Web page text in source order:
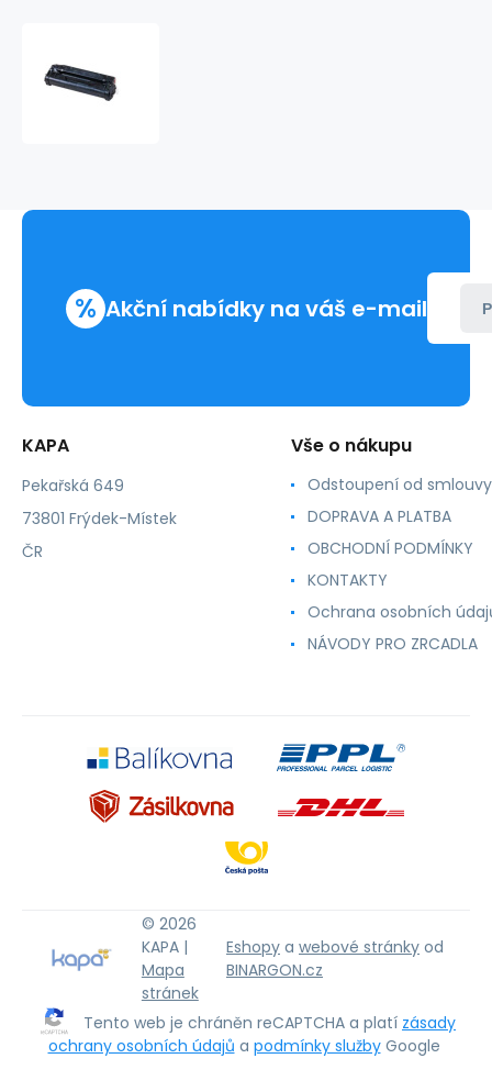
% Akční nabídky na váš e-mail
KAPA
Pekařská 649
73801 Frýdek-Místek
ČR
Vše o nákupu
Odstoupení od smlouvy
DOPRAVA A PLATBA
OBCHODNÍ PODMÍNKY
KONTAKTY
Ochrana osobních
NÁVODY PRO ZRCADLA
© 2026
KAPA |
Mapa
stránek
Eshopy a webové stránky od
BINARGON.cz
Tento web je chráněn reCAPTCHA a platí zásady
ochrany osobních údajů a podmínky služby Google